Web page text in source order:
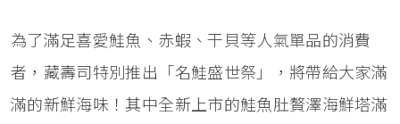
為了滿足喜愛鮭魚、赤蝦、干貝等人氣單品的消費
者，藏壽司特別推出「名鮭盛世祭」，將帶給大家滿
滿的新鮮海味！其中全新上市的鮭魚肚贅澤海鮮塔滿